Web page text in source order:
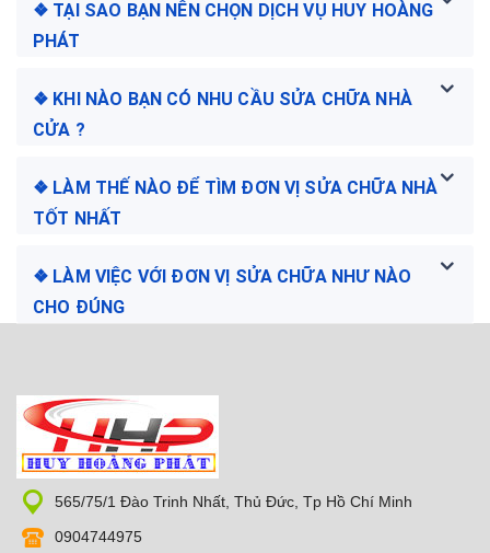
❖ TẠI SAO BẠN NÊN CHỌN DỊCH VỤ HUY HOÀNG
PHÁT
❖ KHI NÀO BẠN CÓ NHU CẦU SỬA CHỮA NHÀ
CỬA ?
❖ LÀM THẾ NÀO ĐỂ TÌM ĐƠN VỊ SỬA CHỮA NHÀ
TỐT NHẤT
❖ LÀM VIỆC VỚI ĐƠN VỊ SỬA CHỮA NHƯ NÀO
CHO ĐÚNG
565/75/1 Đào Trinh Nhất, Thủ Đức, Tp Hồ Chí Minh
0904744975